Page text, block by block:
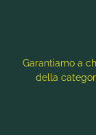
Snack
Piscina
2 sale
Garantiamo a
della